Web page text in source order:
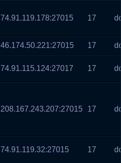
74.91.119.178:27015 17
46.174.50.221:27015 17
74.91.115.124:27017 17
208.167.243.207:27015 17
74.91.119.32:27015 17